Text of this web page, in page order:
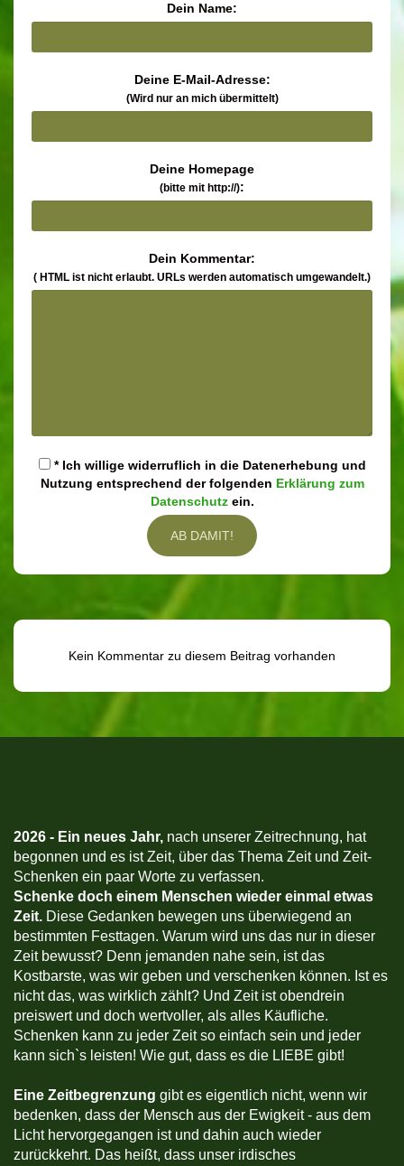
Dein Name:
Deine E-Mail-Adresse:
(Wird nur an mich übermittelt)
Deine Homepage
(bitte mit http://):
Dein Kommentar:
( HTML ist nicht erlaubt. URLs werden automatisch umgewandelt.)
* Ich willige widerruflich in die Datenerhebung und
Nutzung entsprechend der folgenden Erklärung zum
Datenschutzein.
Kein Kommentar zu diesem Beitrag vorhanden
2026 - Ein neues Jahr, nach unserer Zeitrechnung, hat
begonnen und es ist Zeit, über das Thema Zeit und Zeit-
Schenken ein paar Worte zu verfassen.
Schenke doch einem Menschen wieder einmal etwas
Zeit. Diese Gedanken bewegen uns überwiegend an
bestimmten Festtagen. Warum wird uns das nur in dieser
Zeit bewusst? Denn jemanden nahe sein, ist das
Kostbarste, was wir geben und verschenken können. Ist es
nicht das, was wirklich zählt? Und Zeit ist obendrein
preiswert und doch wertvoller, als alles Käufliche.
Schenken kann zu jeder Zeit so einfach sein und jeder
kann sich`s leisten! Wie gut, dass es die LIEBE gibt!
Eine Zeitbegrenzung gibt es eigentlich nicht, wenn wir
bedenken, dass der Mensch aus der Ewigkeit - aus dem
Licht hervorgegangen ist und dahin auch wieder
zurückkehrt. Das heißt, dass unser irdisches